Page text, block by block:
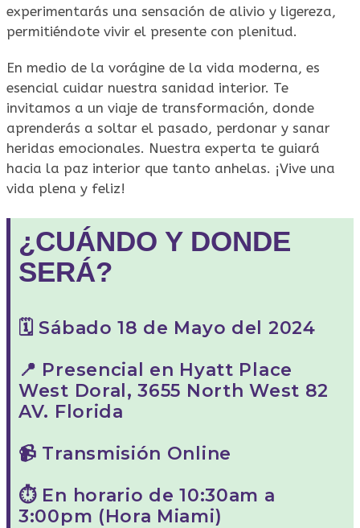
experimentarás una sensación de alivio y ligereza,
permitiéndote vivir el presente con plenitud.
En medio de la vorágine de la vida moderna, es
esencial cuidar nuestra sanidad interior. Te
invitamos a un viaje de transformación, donde
aprenderás a soltar el pasado, perdonar y sanar
heridas emocionales. Nuestra experta te guiará
hacia la paz interior que tanto anhelas. ¡Vive una
vida plena y feliz!
¿CUÁNDO Y DONDE
SERÁ?
🗓️ Sábado 18 de Mayo del 2024
📍 Presencial en Hyatt Place
West Doral, 3655 North West 82
AV. Florida
📹 Transmisión Online
⏱️ En horario de 10:30am a
3:00pm (Hora Miami)